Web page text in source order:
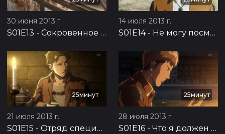
30 июня 2013 г.
S01E13 - Сокровенное желание: Оборона Троста, часть 9
14 июля 2013 г.
S01E14- Не могу посмотреть ему в глаза: Подготовка к контратаке, часть 1
25минут
21 июля 2013 г.
S01E15 - Отряд специального назначения: Подготовка к контратаке, часть 2
25минут
28 июля 2013 г.
S01E16 - Что я должен делать теперь? Подготовка к контратаке, часть 3